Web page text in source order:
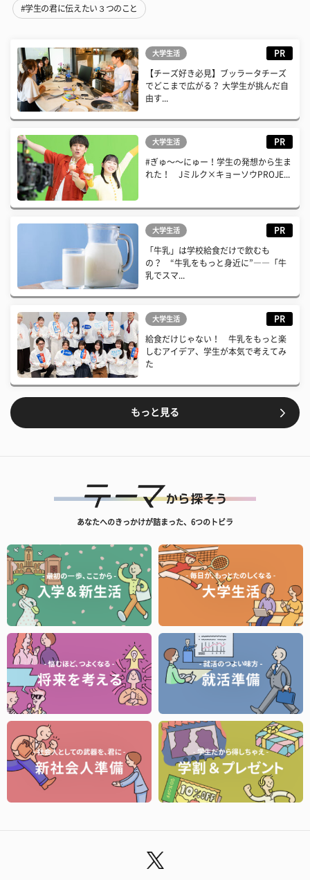
#学生の君に伝えたい３つのこと
大学生活 PR
【チーズ好き必見】ブッラータチーズ
でどこまで広がる？ 大学生が挑んだ自
由す...
大学生活 PR
#ぎゅ〜〜にゅー！学生の発想から生ま
れた！ Jミルク×キョーソウPROJE...
大学生活 PR
「牛乳」は学校給食だけで飲むも
の？ “牛乳をもっと身近に”――「牛
乳でスマ...
大学生活 PR
給食だけじゃない！ 牛乳をもっと楽
しむアイデア、学生が本気で考えてみ
た
もっと見る
あなたへのきっかけが詰まった、6つのトビラ